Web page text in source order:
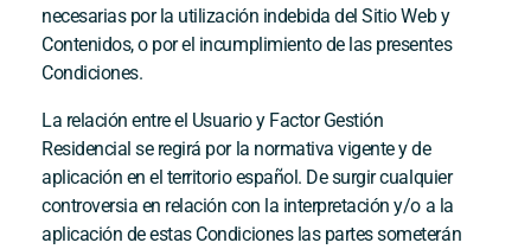
necesarias por la utilización indebida del Sitio Web y
Contenidos, o por el incumplimiento de las presentes
Condiciones.
La relación entre el Usuario y Factor Gestión
Residencial se regirá por la normativa vigente y de
aplicación en el territorio español. De surgir cualquier
controversia en relación con la interpretación y/o a la
aplicación de estas Condiciones las partes someterán